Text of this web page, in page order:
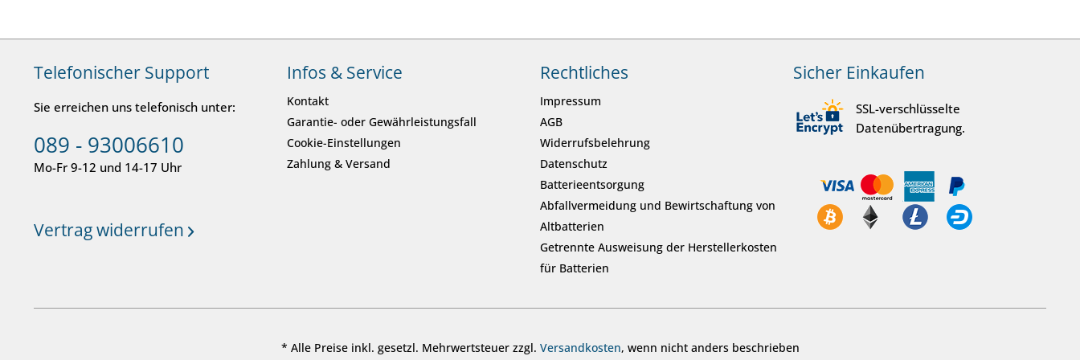
Telefonischer Support
Sie erreichen uns telefonisch unter:
089 - 93006610
Mo-Fr 9-12 und 14-17 Uhr
Vertrag widerrufen
Infos & Service
Kontakt
Garantie- oder Gewährleistungsfall
Cookie-Einstellungen
Zahlung & Versand
Rechtliches
Impressum
AGB
Widerrufsbelehrung
Datenschutz
Batterieentsorgung
Abfallvermeidung und Bewirtschaftung von
Altbatterien
Getrennte Ausweisung der Herstellerkosten
für Batterien
Sicher Einkaufen
SSL-verschlüsselte
Datenübertragung.
* Alle Preise inkl. gesetzl. Mehrwertsteuer zzgl. Versandkosten, wenn nicht anders beschrieben